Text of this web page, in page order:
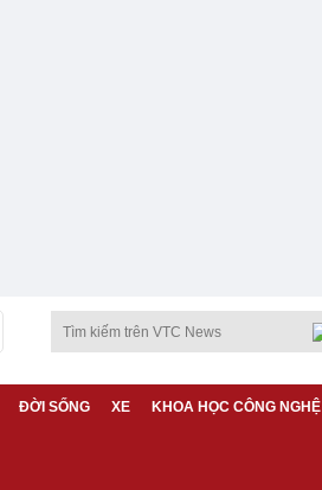
ĐỜI SỐNG XE KHOA HỌC CÔNG NGHỆ